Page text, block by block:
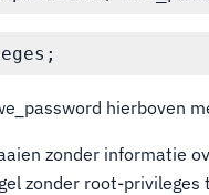
hierboven
zonder informatie
zonder root-